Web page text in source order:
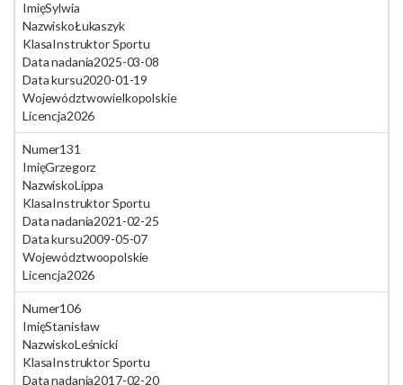
ImięSylwia
NazwiskoŁukaszyk
KlasaInstruktor Sportu
Data nadania2025-03-08
Data kursu2020-01-19
Województwowielkopolskie
Licencja2026
Numer131
ImięGrzegorz
NazwiskoLippa
KlasaInstruktor Sportu
Data nadania2021-02-25
Data kursu2009-05-07
Województwoopolskie
Licencja2026
Numer106
ImięStanisław
NazwiskoLeśnicki
KlasaInstruktor Sportu
Data nadania2017-02-20